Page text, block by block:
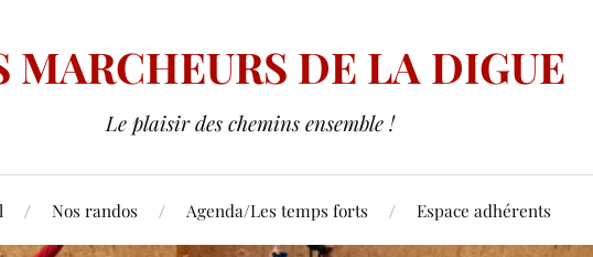
MARCHEURS DE LA DIGUE
Le plaisir des chemins ensemble !
Nos randos Agenda/Les temps forts Espace adhérents